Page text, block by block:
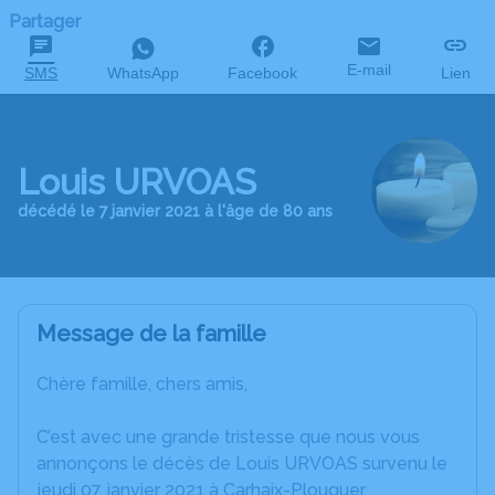
Partager
SMS WhatsApp Facebook E-mail Lien
Louis URVOAS
décédé le 7 janvier 2021 à l'âge de 80 ans
Message de la famille
Chère famille, chers amis,
C’est avec une grande tristesse que nous vous
annonçons le décès de Louis URVOAS survenu le
jeudi 07 janvier 2021 à Carhaix-Plouguer.